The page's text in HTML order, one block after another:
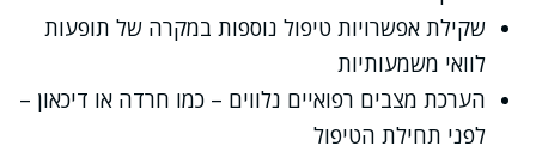
שקילת אפשרויות טיפול נוספות במקרה של תופעות
לוואי משמעותיות
הערכת מצבים רפואיים נלווים – כמו חרדה או דיכאון –
לפני תחילת הטיפול